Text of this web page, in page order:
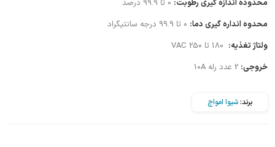
محدوده اندازه گیری رطوبت:
محدوه انداره گیری دما:
ولتاژ تغذیه:
خروجی:
برند:شیوا امواج